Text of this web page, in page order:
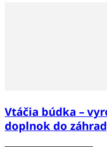
Vtáčia búdka –
doplnok do